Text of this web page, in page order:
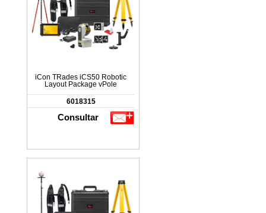
iCon TRades iCS50 Robotic
Layout Package vPole
6018315
Consultar